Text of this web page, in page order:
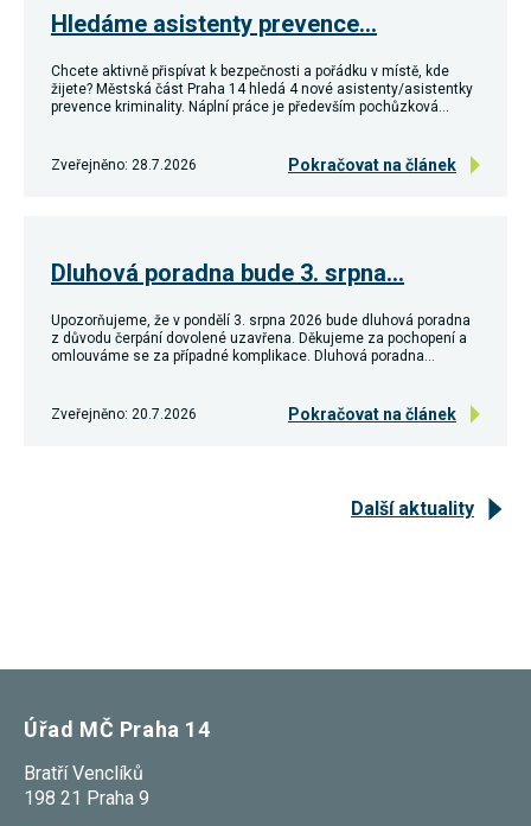
Hledáme asistenty prevence…
Chcete aktivně přispívat k bezpečnosti a pořádku v místě, kde
žijete? Městská část Praha 14 hledá 4 nové asistenty/asistentky
prevence kriminality. Náplní práce je především pochůzková…
Zveřejněno: 28.7.2026 Pokračovat na článek
Dluhová poradna bude 3. srpna…
Upozorňujeme, že v pondělí 3. srpna 2026 bude dluhová poradna
z důvodu čerpání dovolené uzavřena. Děkujeme za pochopení a
omlouváme se za případné komplikace. Dluhová poradna…
Zveřejněno: 20.7.2026 Pokračovat na článek
Další aktuality
Úřad MČ Praha 14
Bratří Venclíků
198 21 Praha 9
Reklamní
cookies
používáme my
nebo naši partneři,
abychom Vám
nebo reklamy jak na
vytvářet profily
založené na Vašich
pseudonymizované
profily. Na základě
těchto informací
bezprostřední
údaje. Pokud